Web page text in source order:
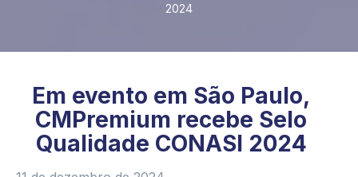
2024
Em evento em São Paulo,
CMPremium recebe Selo
Qualidade CONASI 2024